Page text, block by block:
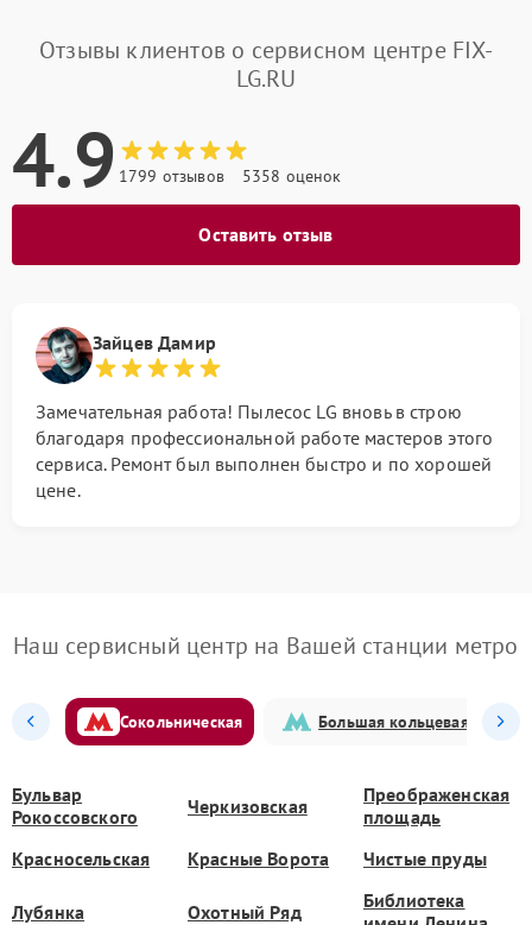
Отзывы клиентов о сервисном центре FIX-
LG.RU
4.9 1799 отзывов 5358 оценок
Оставить отзыв
Зайцев Дамир
Замечательная работа! Пылесос LG вновь в строю
благодаря профессиональной работе мастеров этого
сервиса. Ремонт был выполнен быстро и по хорошей
цене.
Наш сервисный центр на Вашей станции метро
Сокольническая Большая кольцевая
Бульвар
Рокоссовского
Черкизовская
Преображенская
площадь
Красносельская
Красные Ворота Чистые пруды
Лубянка Охотный Ряд
Библиотека